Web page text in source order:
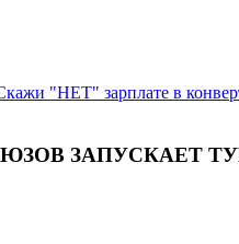
"НЕТ" зарплате в
ЗАПУСКАЕТ